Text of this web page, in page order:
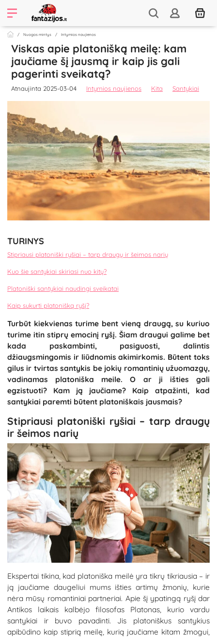
Nuogos mintys Intymios naujienos
Viskas apie platonišką meilę: kam
jaučiame šį jausmą ir kaip jis gali
pagerinti sveikatą?
Atnaujinta 2025-03-04 Intymios naujienos Kita Santykiai
TURINYS
Stipriausi platoniški ryšiai – tarp draugų ir šeimos narių
Kuo šie santykiai skiriasi nuo kitų?
Platoniški santykiai naudingi sveikatai
Kaip sukurti platonišką ryšį?
Turbūt kiekvienas turime bent vieną draugą, su kuriuo
turime itin stiprų emocinį ryšį. Šiam draugui galime bet
kada paskambinti, pasiguosti, dalintis
džiaugsmingomis ir liūdnomis akimirkomis. Būtent toks
gilus ir tvirtas santykis be jokių romantinių užuomazgų,
vadinamas platoniška meile. O ar ji išties gali
egzistuoti? Kam ją jaučiame? Kaip atpažinti, kad
santykiai paremti būtent platoniškais jausmais?
Stipriausi platoniški ryšiai – tarp draugų
ir šeimos narių
Ekspertai tikina, kad platoniška meilė yra tikrų tikriausia – ir
ją jaučiame daugeliui mums išties artimų žmonių, kurie
nėra mūsų romantiniai partneriai. Apie šį ypatingą ryšį dar
Antikos laikais kalbėjo filosofas Platonas, kurio vardu
santykiai ir buvo pavadinti. Jis platoniškus santykius
apibūdino kaip stiprią meilę, kurią jaučiame kitam žmogui,